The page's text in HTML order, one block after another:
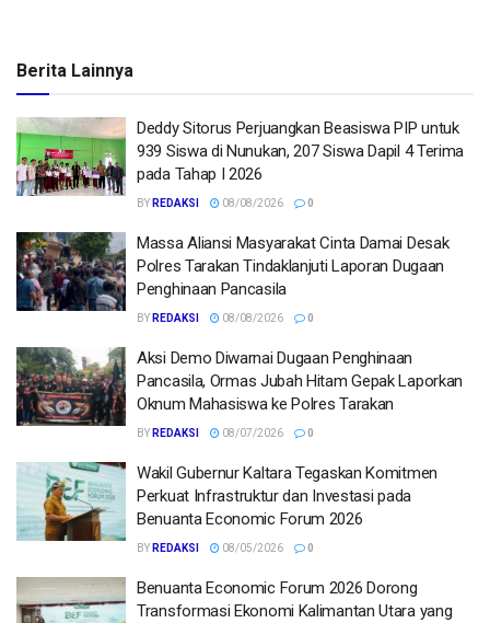
Berita Lainnya
Deddy Sitorus Perjuangkan Beasiswa PIP untuk
939 Siswa di Nunukan, 207 Siswa Dapil 4 Terima
pada Tahap I 2026
BY REDAKSI 08/08/2026 0
Massa Aliansi Masyarakat Cinta Damai Desak
Polres Tarakan Tindaklanjuti Laporan Dugaan
Penghinaan Pancasila
BY REDAKSI 08/08/2026 0
Aksi Demo Diwarnai Dugaan Penghinaan
Pancasila, Ormas Jubah Hitam Gepak Laporkan
Oknum Mahasiswa ke Polres Tarakan
BY REDAKSI 08/07/2026 0
Wakil Gubernur Kaltara Tegaskan Komitmen
Perkuat Infrastruktur dan Investasi pada
Benuanta Economic Forum 2026
BY REDAKSI 08/05/2026 0
Benuanta Economic Forum 2026 Dorong
Transformasi Ekonomi Kalimantan Utara yang